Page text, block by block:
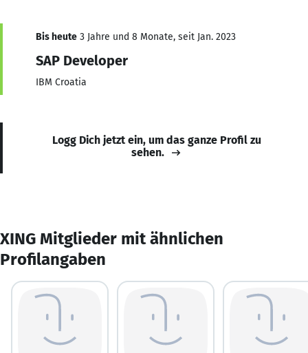
Bis heute 3 Jahre und 8 Monate, seit Jan. 2023
SAP Developer
IBM Croatia
Logg Dich jetzt ein, um das ganze Profil zu
sehen.
XING Mitglieder mit ähnlichen
Profilangaben